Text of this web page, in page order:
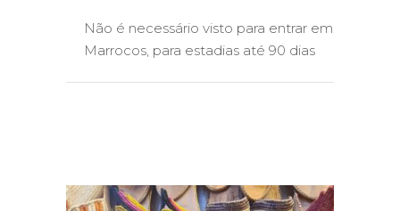
Não é necessário visto para entrar em
Marrocos, para estadias até 90 dias